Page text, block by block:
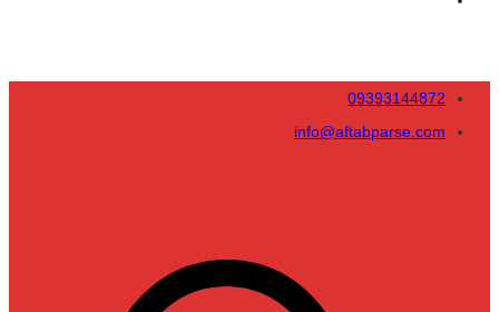
09393144872
info@aftabparse.com